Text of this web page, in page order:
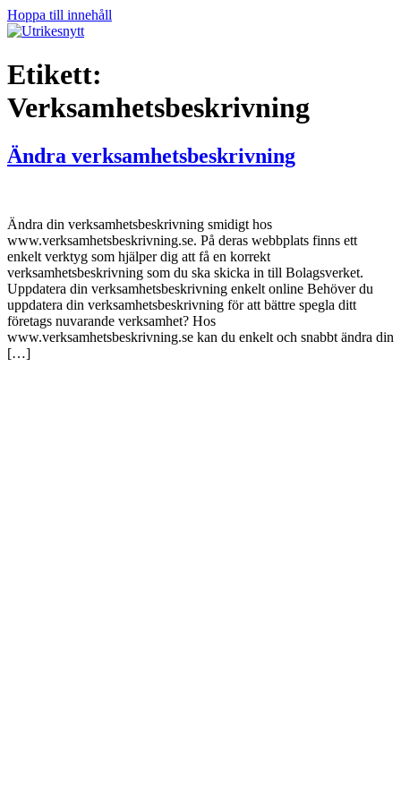
Hoppa till innehåll
Etikett:
Verksamhetsbeskrivning
Ändra verksamhetsbeskrivning
Ändra din verksamhetsbeskrivning smidigt hos
www.verksamhetsbeskrivning.se. På deras webbplats finns ett
enkelt verktyg som hjälper dig att få en korrekt
verksamhetsbeskrivning som du ska skicka in till Bolagsverket.
Uppdatera din verksamhetsbeskrivning enkelt online Behöver du
uppdatera din verksamhetsbeskrivning för att bättre spegla ditt
företags nuvarande verksamhet? Hos
www.verksamhetsbeskrivning.se kan du enkelt och snabbt ändra din
[…]